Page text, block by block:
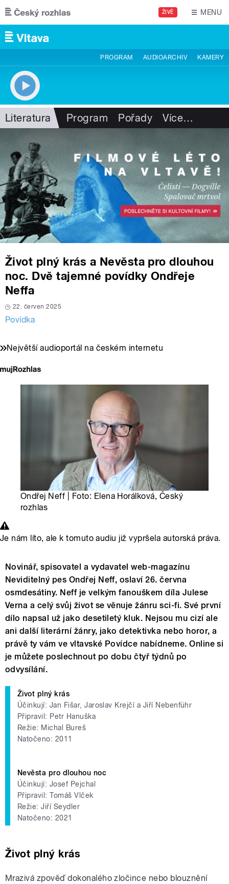
Přejít k hlavnímu obsahu
ŽIVĚ MENU
PROGRAM AUDIOARCHIV KAMERY
Literatura Program Pořady Více…
Život plný krás a Nevěsta pro dlouhou
noc. Dvě tajemné povídky Ondřeje
Neffa
22. červen 2025
Povídka
Největší audioportál na českém internetu
Ondřej Neff | Foto: Elena Horálková, Český
rozhlas
Je nám líto, ale k tomuto audiu již vypršela autorská práva.
Novinář, spisovatel a vydavatel web-magazínu
Neviditelný pes Ondřej Neff, oslaví 26. června
osmdesátiny. Neff je velkým fanouškem díla Julese
Verna a celý svůj život se věnuje žánru sci-fi. Své první
dílo napsal už jako desetiletý kluk. Nejsou mu cizí ale
ani další literární žánry, jako detektivka nebo horor, a
právě ty vám ve vltavské Povídce nabídneme. Online si
je můžete poslechnout po dobu čtyř týdnů po
odvysílání.
Život plný krás
Účinkují: Jan Fišar, Jaroslav Krejčí a Jiří Nebenführ
Připravil: Petr Hanuška
Režie: Michal Bureš
Natočeno: 2011
Nevěsta pro dlouhou noc
Účinkují: Josef Pejchal
Připravil: Tomáš Vlček
Režie: Jiří Seydler
Natočeno: 2021
Život plný krás
Mrazivá zpověď dokonalého zločince nebo blouznění